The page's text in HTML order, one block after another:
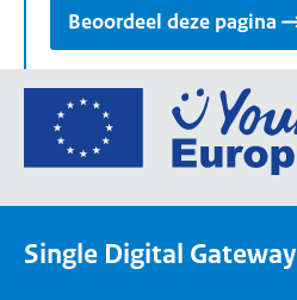
Beoordeel deze pagina
Single Digital Gateway